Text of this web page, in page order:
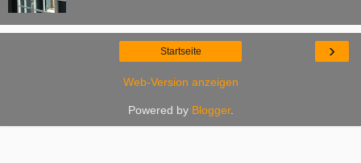
›
Startseite
Web-Version anzeigen
Powered by Blogger.